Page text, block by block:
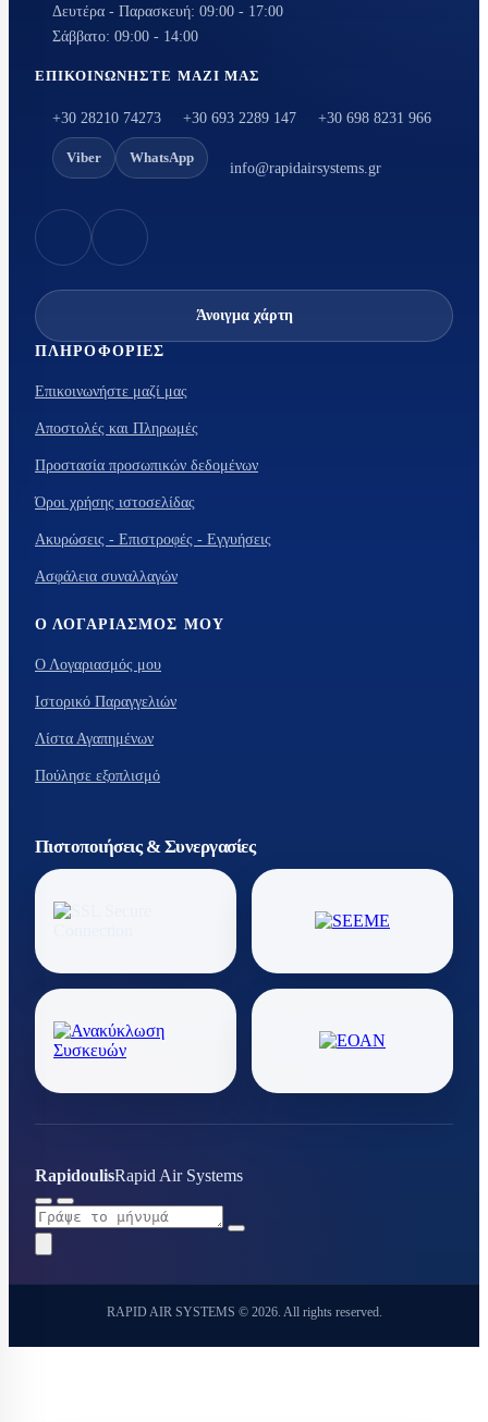
Δευτέρα - Παρασκευή: 09:00 - 17:00
Σάββατο: 09:00 - 14:00
ΕΠΙΚΟΙΝΩΝΉΣΤΕ ΜΑΖΊ ΜΑΣ
+30 28210 74273 +30 693 2289 147 +30 698 8231 966
Viber WhatsApp
info@rapidairsystems.gr
Άνοιγμα χάρτη
ΠΛΗΡΟΦΟΡΊΕΣ
Επικοινωνήστε μαζί μας
Αποστολές και Πληρωμές
Προστασία προσωπικών δεδομένων
Όροι χρήσης ιστοσελίδας
Ακυρώσεις - Επιστροφές - Εγγυήσεις
Ασφάλεια συναλλαγών
Ο ΛΟΓΑΡΙΑΣΜΌΣ ΜΟΥ
Ο Λογαριασμός μου
Ιστορικό Παραγγελιών
Λίστα Αγαπημένων
Πούλησε εξοπλισμό
Πιστοποιήσεις & Συνεργασίες
RapidoulisRapid Air Systems
RAPID AIR SYSTEMS © 2026. All rights reserved.